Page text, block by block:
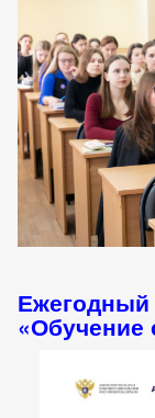
Ежегодный
«Обучение